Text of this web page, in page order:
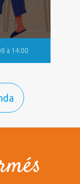
à 14:00